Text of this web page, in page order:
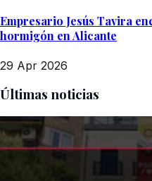
Empresario Jesús Tavira
hormigón en Alicante
29 Apr 2026
Últimas noticias